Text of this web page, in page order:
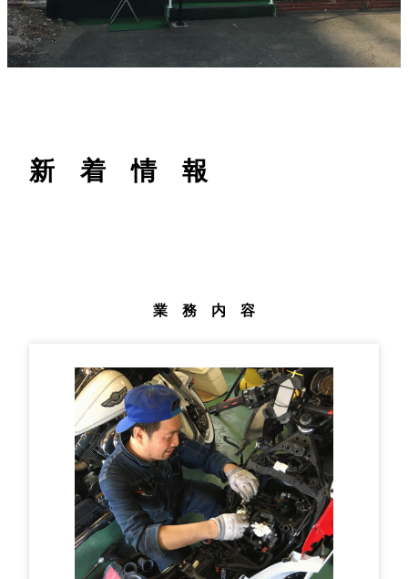
新 着 情 報
業 務 内 容